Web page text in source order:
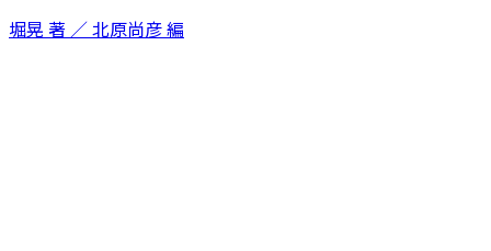
堀晃 著 ／ 北原尚彦 編